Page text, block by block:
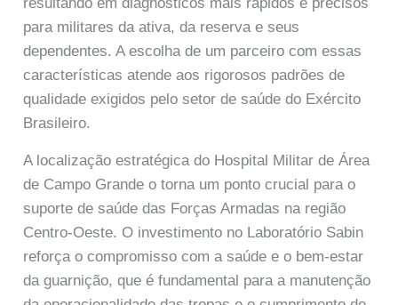
para militares da ativa, da reserva e seus
dependentes. A escolha de um parceiro com essas
características atende aos rigorosos padrões de
qualidade exigidos pelo setor de saúde do Exército
Brasileiro.
A localização estratégica do Hospital Militar de Área
de Campo Grande o torna um ponto crucial para o
suporte de saúde das Forças Armadas na região
Centro-Oeste. O investimento no Laboratório Sabin
reforça o compromisso com a saúde e o bem-estar
da guarnição, que é fundamental para a manutenção